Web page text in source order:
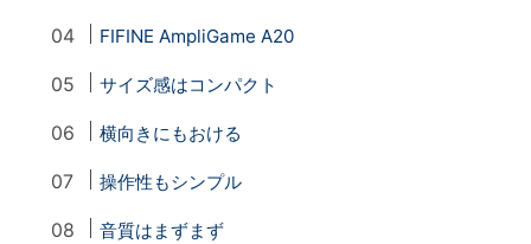
FIFINE AmpliGame A20
サイズ感はコンパクト
横向きにもおける
操作性もシンプル
音質はまずまず